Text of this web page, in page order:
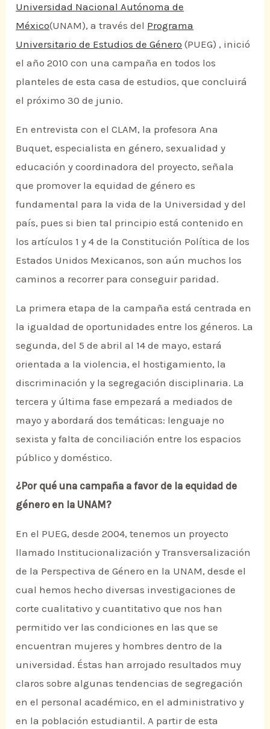
Universidad Nacional Autónoma de
México(UNAM), a través del Programa
Universitario de Estudios de Género (PUEG) , inició
el año 2010 con una campaña en todos los
planteles de esta casa de estudios, que concluirá
el próximo 30 de junio.
En entrevista con el CLAM, la profesora Ana
Buquet, especialista en género, sexualidad y
educación y coordinadora del proyecto, señala
que promover la equidad de género es
fundamental para la vida de la Universidad y del
país, pues si bien tal principio está contenido en
los artículos 1 y 4 de la Constitución Política de los
Estados Unidos Mexicanos, son aún muchos los
caminos a recorrer para conseguir paridad.
La primera etapa de la campaña está centrada en
la igualdad de oportunidades entre los géneros. La
segunda, del 5 de abril al 14 de mayo, estará
orientada a la violencia, el hostigamiento, la
discriminación y la segregación disciplinaria. La
tercera y última fase empezará a mediados de
mayo y abordará dos temáticas: lenguaje no
sexista y falta de conciliación entre los espacios
público y doméstico.
¿Por qué una campaña a favor de la equidad de
género en la UNAM?
En el PUEG, desde 2004, tenemos un proyecto
llamado Institucionalización y Transversalización
de la Perspectiva de Género en la UNAM, desde el
cual hemos hecho diversas investigaciones de
corte cualitativo y cuantitativo que nos han
permitido ver las condiciones en las que se
encuentran mujeres y hombres dentro de la
universidad. Éstas han arrojado resultados muy
claros sobre algunas tendencias de segregación
en el personal académico, en el administrativo y
en la población estudiantil. A partir de esta